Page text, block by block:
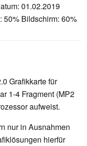
01.02.2019
50% Bildschirm: 60%
Grafikkarte für
1-4 Fragment (MP2
aufweist.
nur in Ausnahmen
hierfür